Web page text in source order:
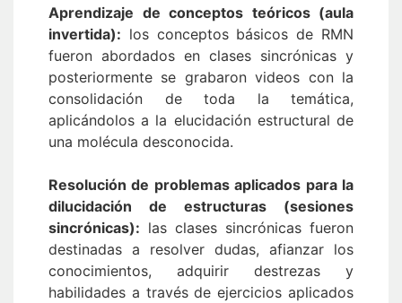
Aprendizaje de conceptos teóricos (aula
invertida): los conceptos básicos de RMN
fueron abordados en clases sincrónicas y
posteriormente se grabaron videos con la
consolidación de toda la temática,
aplicándolos a la elucidación estructural de
una molécula desconocida.
Resolución de problemas aplicados para la
dilucidación de estructuras (sesiones
sincrónicas): las clases sincrónicas fueron
destinadas a resolver dudas, afianzar los
conocimientos, adquirir destrezas y
habilidades a través de ejercicios aplicados